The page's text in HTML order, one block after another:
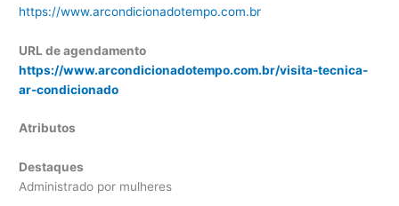
https://www.arcondicionadotempo.com.br
URL de agendamento
https://www.arcondicionadotempo.com.br/visita-tecnica-
ar-condicionado
Atributos
Destaques
Administrado por mulheres